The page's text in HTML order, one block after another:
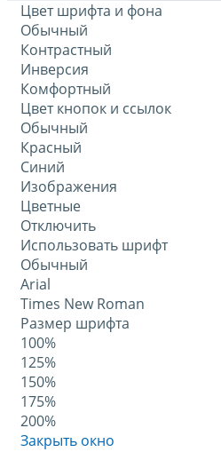
Цвет шрифта и фона
Обычный
Контрастный
Инверсия
Комфортный
Цвет кнопок и ссылок
Обычный
Красный
Синий
Изображения
Цветные
Отключить
Использовать шрифт
Обычный
Arial
Times New Roman
Размер шрифта
100%
125%
150%
175%
200%
Закрыть окно